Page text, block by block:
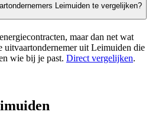
Leimuiden te vergelijken?
maar dan net wat
uitvaartondernemer uit Leimuiden die
wie bij je past. Direct vergelijken.